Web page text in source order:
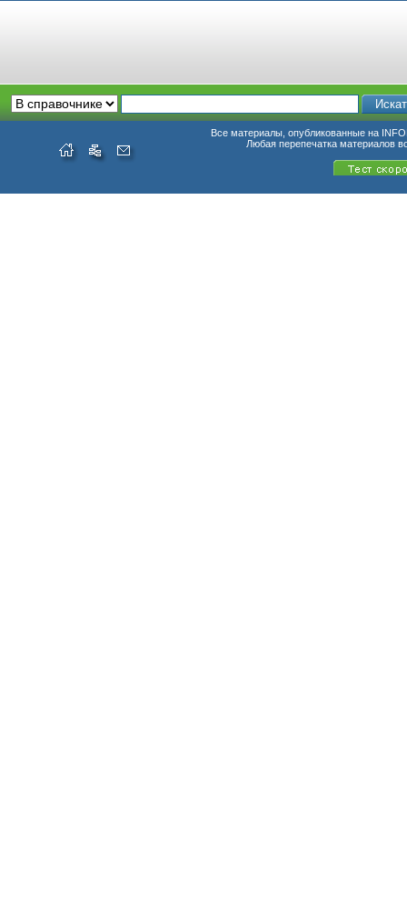
Все материалы, опубликованные на
Любая перепечатка материалов